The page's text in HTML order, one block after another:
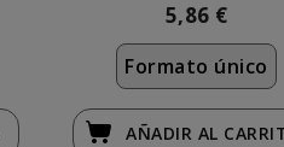
5,86 €
Formato único
AÑADIR AL